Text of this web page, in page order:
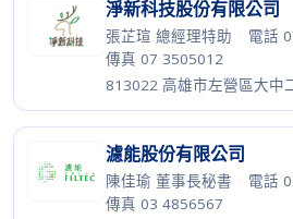
淨新科技股份有限公司
張芷瑄 總經理特助 · 電話
傳真 07 3505012
813022 高雄市左營區大中
濾能股份有限公司
陳佳瑜 董事長秘書 · 電話
傳真 03 4856567